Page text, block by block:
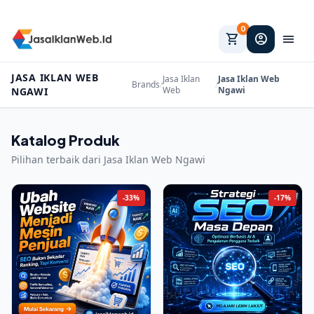
shopping_cart
0
account_circle menu
JASA IKLAN WEB
NGAWI
Brands/Jasa Iklan
Web
/Jasa Iklan Web
Ngawi
Katalog Produk
Pilihan terbaik dari Jasa Iklan Web Ngawi
-33% -17%